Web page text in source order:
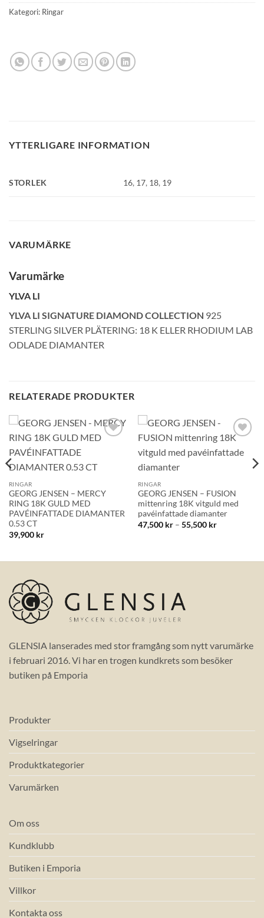
Kategori: Ringar
YTTERLIGARE INFORMATION
STORLEK 16, 17, 18, 19
VARUMÄRKE
Varumärke
YLVA LI
YLVA LI SIGNATURE DIAMOND COLLECTION 925
STERLING SILVER PLÄTERING: 18 K ELLER RHODIUM LAB
ODLADE DIAMANTER
RELATERADE PRODUKTER
RINGAR
GEORG JENSEN – MERCY
RING 18K GULD MED
PAVÉINFATTADE DIAMANTER
0.53 CT
39,900 kr
önskelistan!
RINGAR
GEORG JENSEN – FUSION
mittenring 18K vitguld med
pavéinfattade diamanter
47,500 kr – 55,500 krPrisintervall:
GLENSIA lanserades med stor framgång som nytt varumärke
i februari 2016. Vi har en trogen kundkrets som besöker
butiken på Emporia
Produkter
Vigselringar
Produktkategorier
Varumärken
Om oss
Kundklubb
Butiken i Emporia
Villkor
Kontakta oss